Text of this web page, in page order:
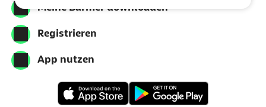
Meine Barmer downloaden
Registrieren
App nutzen